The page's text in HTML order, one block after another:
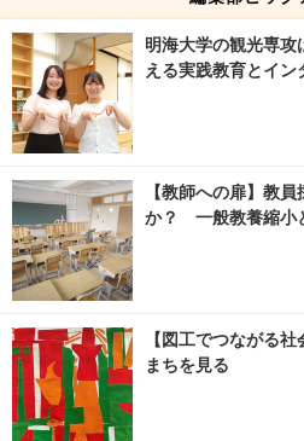
明海大学の観光専
える実践教育とイン
【教師への扉】教
か？ 一般教養縮小
【図工でつながる社
まちを見る